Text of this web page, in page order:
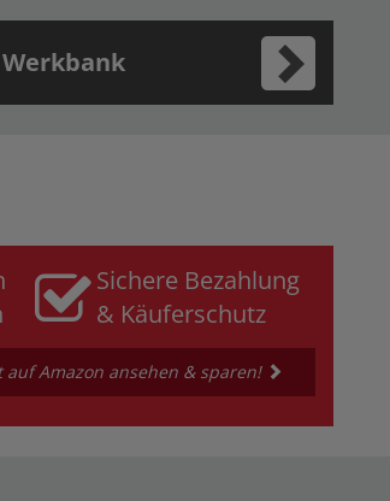
Werkbank
Sichere Bezahlung
& Käuferschutz
Amazon ansehen & sparen!